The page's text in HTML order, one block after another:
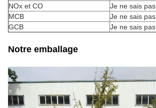
NOx et CO
Je ne sais pas.
MCB
Je ne sais pas.
GCB
Je ne sais pas.
Notre emballage